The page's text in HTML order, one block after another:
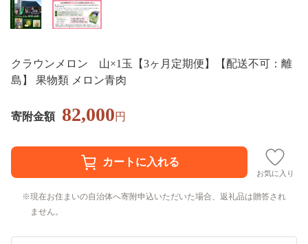
クラウンメロン 山×1玉【3ヶ月定期便】【配送不可：離
島】 果物類 メロン青肉
寄附金額 82,000円
お気に入り
現在お住まいの自治体へ寄附申込いただいた場合、返礼品は贈答され
ません。